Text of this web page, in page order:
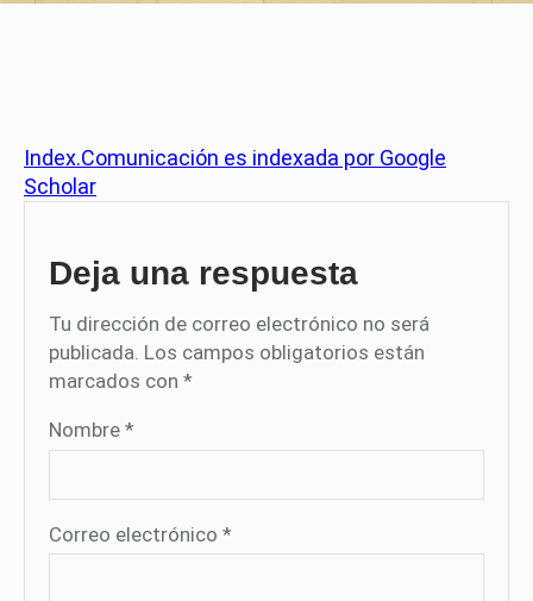
Index.Comunicación es indexada por Google
Scholar
Deja una respuesta
Tu dirección de correo electrónico no será
publicada. Los campos obligatorios están
marcados con *
Nombre *
Correo electrónico *